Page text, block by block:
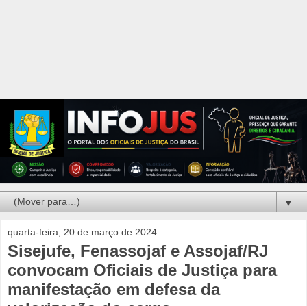
▼
quarta-feira, 20 de março de 2024
Sisejufe, Fenassojaf e Assojaf/RJ
convocam Oficiais de Justiça para
manifestação em defesa da